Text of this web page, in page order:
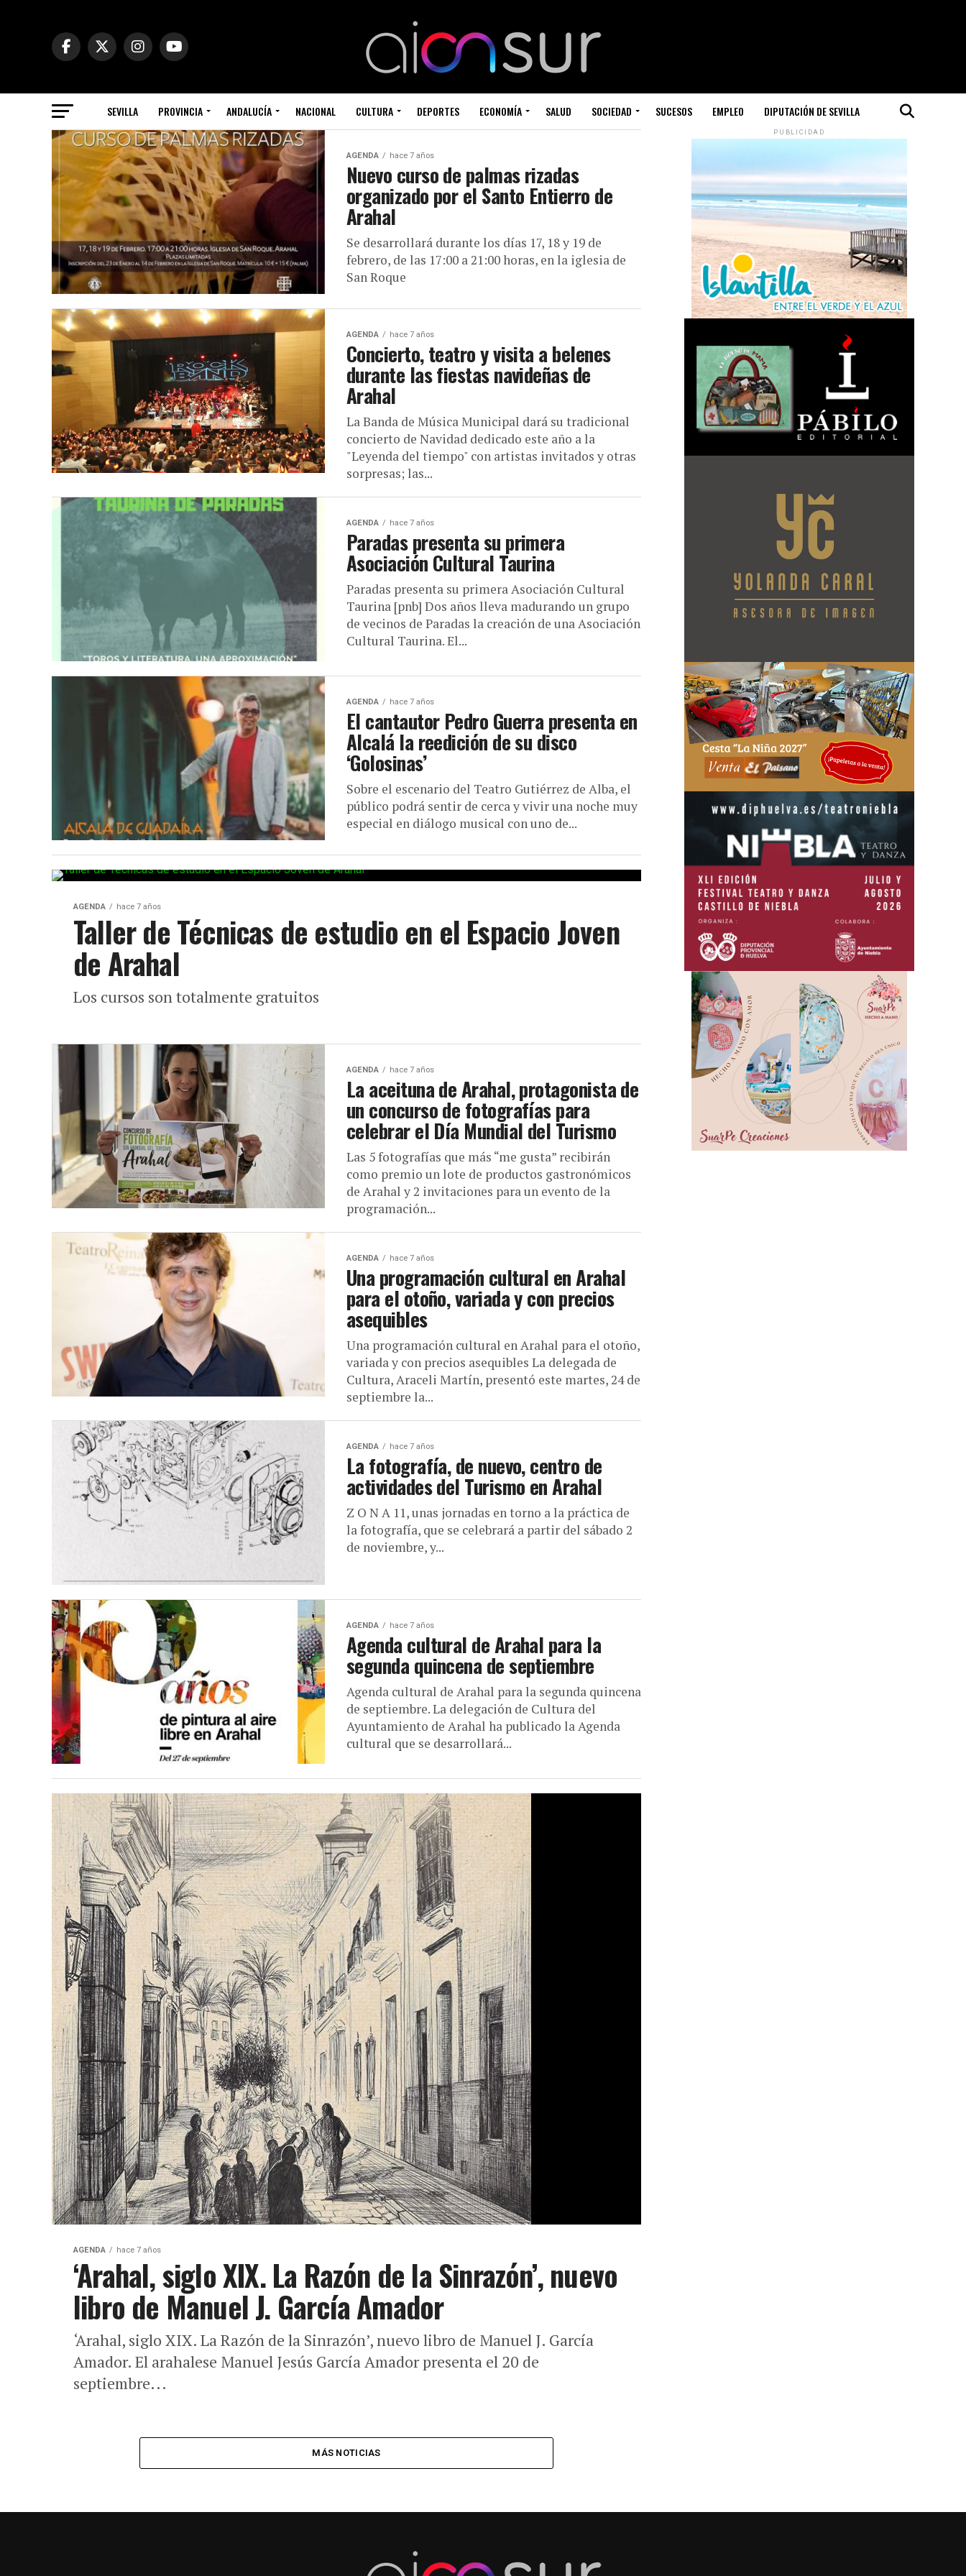
SEVILLA PROVINCIA ANDALUCÍA NACIONAL CULTURA DEPORTES ECONOMÍA SALUD SOCIEDAD SUCESOS EMPLEO DIPUTACIÓN DE SEVILLA
AGENDA hace 7 años
Nuevo curso de palmas rizadas
organizado por el Santo Entierro de
Arahal
Se desarrollará durante los días 17, 18 y 19 de
febrero, de las 17:00 a 21:00 horas, en la iglesia de
San Roque
AGENDA hace 7 años
Concierto, teatro y visita a belenes
durante las fiestas navideñas de
Arahal
La Banda de Música Municipal dará su tradicional
concierto de Navidad dedicado este año a la
"Leyenda del tiempo" con artistas invitados y otras
sorpresas; las...
AGENDA hace 7 años
Paradas presenta su primera
Asociación Cultural Taurina
Paradas presenta su primera Asociación Cultural
Taurina [pnb] Dos años lleva madurando un grupo
de vecinos de Paradas la creación de una Asociación
Cultural Taurina. El...
AGENDA hace 7 años
El cantautor Pedro Guerra presenta en
Alcalá la reedición de su disco
‘Golosinas’
Sobre el escenario del Teatro Gutiérrez de Alba, el
público podrá sentir de cerca y vivir una noche muy
especial en diálogo musical con uno de...
AGENDA hace 7 años
Taller de Técnicas de estudio en el Espacio Joven
de Arahal
Los cursos son totalmente gratuitos
AGENDA hace 7 años
La aceituna de Arahal, protagonista de
un concurso de fotografías para
celebrar el Día Mundial del Turismo
Las 5 fotografías que más “me gusta” recibirán
como premio un lote de productos gastronómicos
de Arahal y 2 invitaciones para un evento de la
programación...
AGENDA hace 7 años
Una programación cultural en Arahal
para el otoño, variada y con precios
asequibles
Una programación cultural en Arahal para el otoño,
variada y con precios asequibles La delegada de
Cultura, Araceli Martín, presentó este martes, 24 de
septiembre la...
AGENDA hace 7 años
La fotografía, de nuevo, centro de
actividades del Turismo en Arahal
Z O N A 11, unas jornadas en torno a la práctica de
la fotografía, que se celebrará a partir del sábado 2
de noviembre, y...
AGENDA hace 7 años
Agenda cultural de Arahal para la
segunda quincena de septiembre
Agenda cultural de Arahal para la segunda quincena
de septiembre. La delegación de Cultura del
Ayuntamiento de Arahal ha publicado la Agenda
cultural que se desarrollará...
AGENDA hace 7 años
‘Arahal, siglo XIX. La Razón de la Sinrazón’, nuevo
libro de Manuel J. García Amador
‘Arahal, siglo XIX. La Razón de la Sinrazón’, nuevo libro de Manuel J. García
Amador. El arahalese Manuel Jesús García Amador presenta el 20 de
septiembre...
MÁS NOTICIAS
PUBLICIDAD